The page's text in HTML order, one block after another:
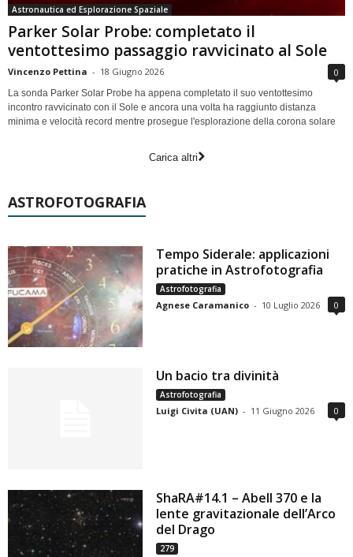
Astronautica ed Esplorazione Spaziale
Parker Solar Probe: completato il
ventottesimo passaggio ravvicinato al Sole
Vincenzo Pettina - 18 Giugno 2026 0
La sonda Parker Solar Probe ha appena completato il suo ventottesimo
incontro ravvicinato con il Sole e ancora una volta ha raggiunto distanza
minima e velocità record mentre prosegue l'esplorazione della corona solare
Carica altri
ASTROFOTOGRAFIA
Tempo Siderale: applicazioni
pratiche in Astrofotografia
Astrofotografia
Agnese Caramanico - 10 Luglio 2026 0
Un bacio tra divinità
Astrofotografia
Luigi Civita (UAN) - 11 Giugno 2026 0
ShaRA#14.1 – Abell 370 e la
lente gravitazionale dell’Arco
del Drago
279